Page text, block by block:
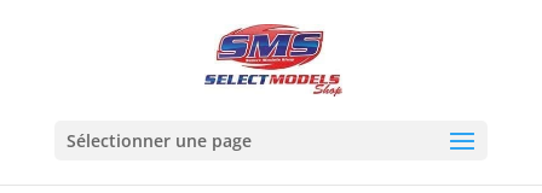
Sélectionner une page